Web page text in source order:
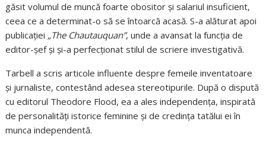
găsit volumul de muncă foarte obositor și salariul insuficient,
ceea ce a determinat-o să se întoarcă acasă. S-a alăturat apoi
publicației „The Chautauquan”, unde a avansat la funcția de
editor-șef și și-a perfecționat stilul de scriere investigativă.
Tarbell a scris articole influente despre femeile inventatoare
și jurnaliste, contestând adesea stereotipurile. După o dispută
cu editorul Theodore Flood, ea a ales independența, inspirată
de personalități istorice feminine și de credința tatălui ei în
munca independentă.